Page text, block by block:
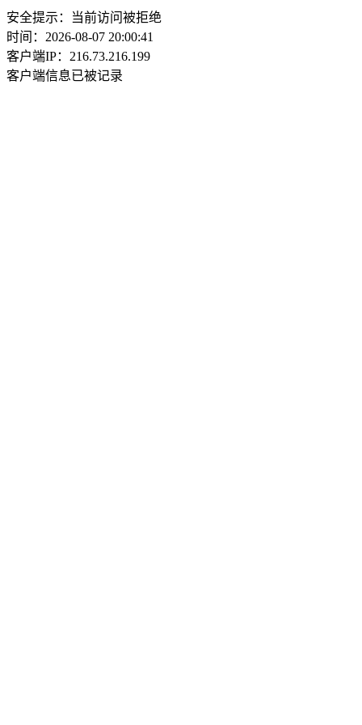
安全提示：当前访问被拒绝
时间：2026-08-07 20:00:41
客户端IP：216.73.216.199
客户端信息已被记录